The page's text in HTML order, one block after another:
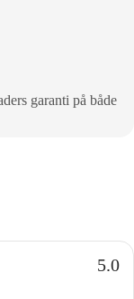
garanti på både
5.0